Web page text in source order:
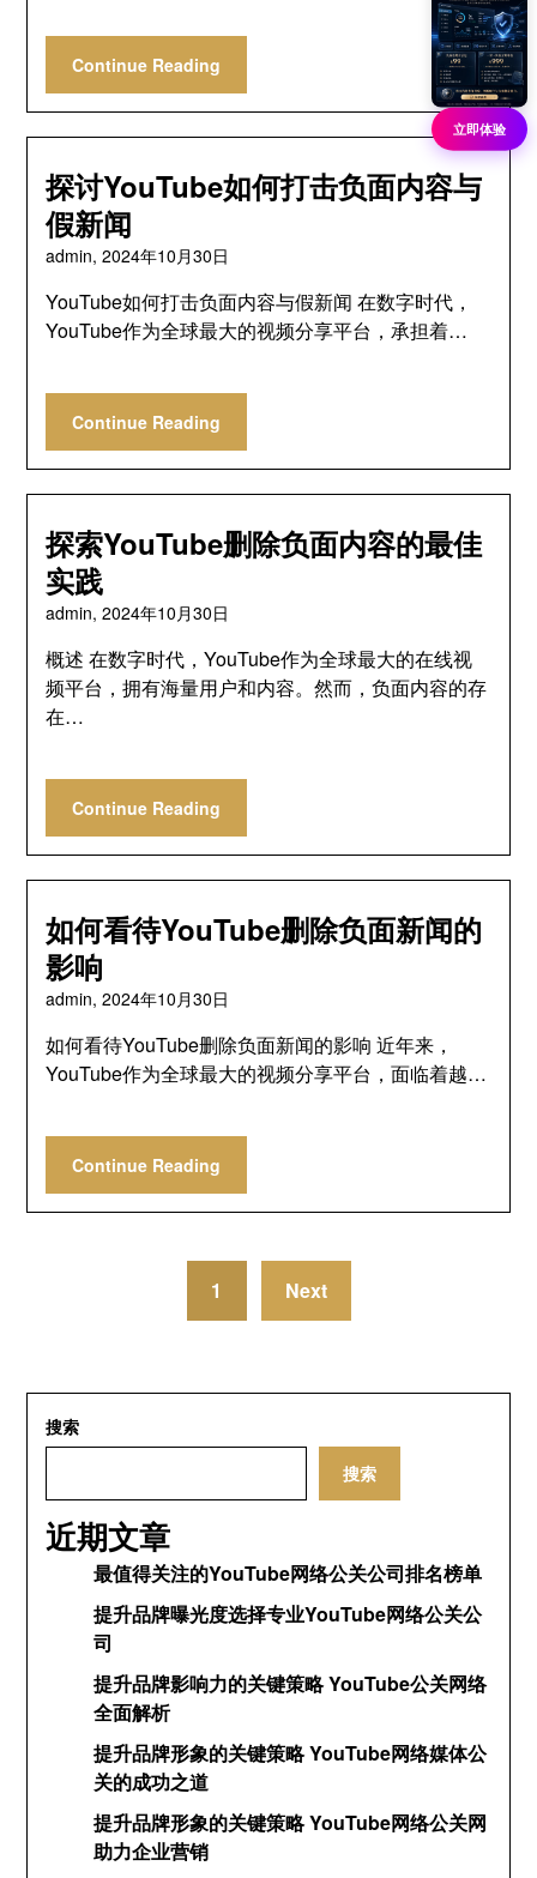
Continue Reading
探讨YouTube如何打击负面内容与
假新闻
admin,2024年10月30日
YouTube如何打击负面内容与假新闻 在数字时代，
YouTube作为全球最大的视频分享平台，承担着…
Continue Reading
探索YouTube删除负面内容的最佳
实践
admin,2024年10月30日
概述 在数字时代，YouTube作为全球最大的在线视
频平台，拥有海量用户和内容。然而，负面内容的存
在…
Continue Reading
如何看待YouTube删除负面新闻的
影响
admin,2024年10月30日
如何看待YouTube删除负面新闻的影响 近年来，
YouTube作为全球最大的视频分享平台，面临着越…
Continue Reading
1 Next
搜索
搜索
近期文章
最值得关注的YouTube网络公关公司排名榜单
提升品牌曝光度选择专业YouTube网络公关公
司
提升品牌影响力的关键策略 YouTube公关网络
全面解析
提升品牌形象的关键策略 YouTube网络媒体公
关的成功之道
提升品牌形象的关键策略 YouTube网络公关网
助力企业营销
立即体验